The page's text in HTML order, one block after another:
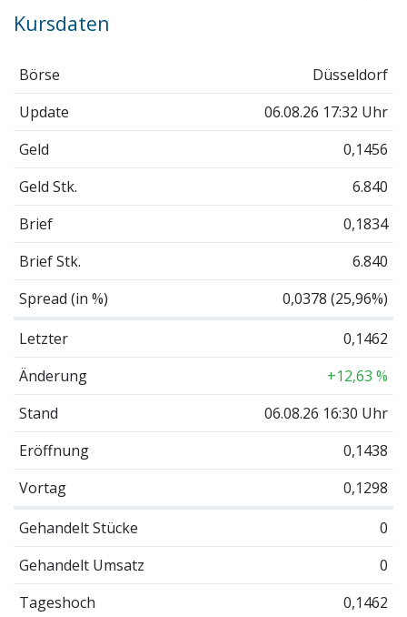
Kursdaten
Börse
Düsseldorf
Update
06.08.26 17:32 Uhr
Geld
0,1456
Geld Stk.
6.840
Brief
0,1834
Brief Stk.
6.840
Spread (in %)
0,0378 (25,96%)
Letzter
0,1462
Änderung
+12,63 %
Stand
06.08.26 16:30 Uhr
Eröffnung
0,1438
Vortag
0,1298
Gehandelt Stücke
0
Gehandelt Umsatz
0
Tageshoch
0,1462